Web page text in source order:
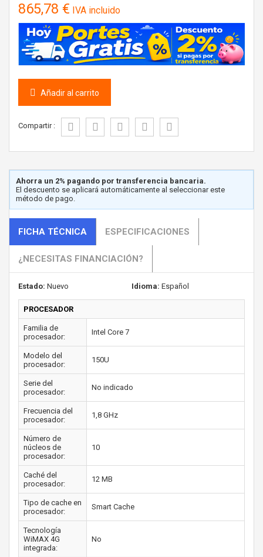
865,78 € IVA incluido
Añadir al carrito
Compartir :
Ahorra un 2% pagando por transferencia bancaria.
El descuento se aplicará automáticamente al seleccionar este
método de pago.
FICHA TÉCNICA ESPECIFICACIONES
¿NECESITAS FINANCIACIÓN?
Estado: Nuevo Idioma: Español
PROCESADOR
Familia de
procesador:
Intel Core 7
Modelo del
procesador:
150U
Serie del
procesador:
No indicado
Frecuencia del
procesador:
1,8 GHz
Número de
núcleos de
procesador:
10
Caché del
procesador:
12 MB
Tipo de cache en
procesador:
Smart Cache
Tecnología
WiMAX 4G
integrada:
No